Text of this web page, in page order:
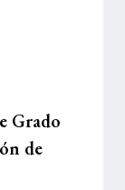
Grado
de